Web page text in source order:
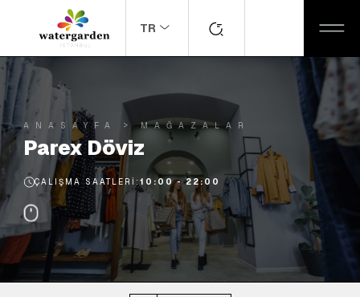
TR
ANASAYFA MAĞAZALAR
Parex Döviz
ÇALIŞMA SAATLERI:10:00 - 22:00